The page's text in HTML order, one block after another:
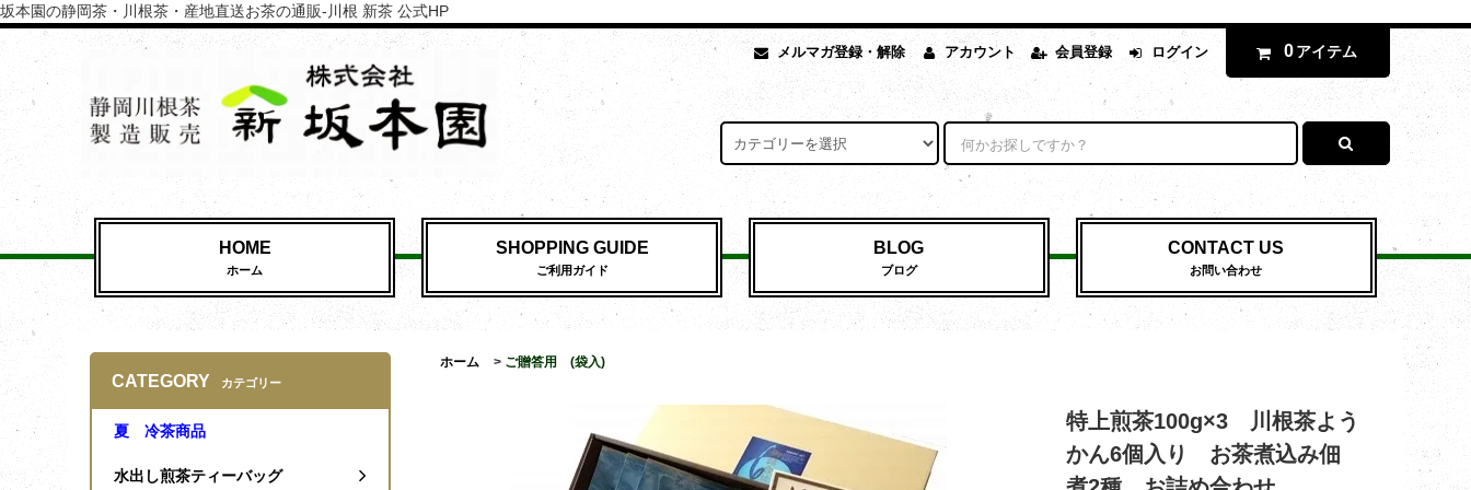
坂本園の静岡茶・川根茶・産地直送お茶の通販-川根 新茶 公式HP
メルマガ登録・解除 アカウント 会員登録 ログイン 0 アイテム
HOME
ホーム
SHOPPING GUIDE
ご利用ガイド
BLOG
ブログ
CONTACT US
お問い合わせ
ホーム > ご贈答用 (袋入)
特上煎茶100g×3 川根茶よう
かん6個入り お茶煮込み佃
CATEGORY カテゴリー
夏 冷茶商品
水出し煎茶ティーバッグ